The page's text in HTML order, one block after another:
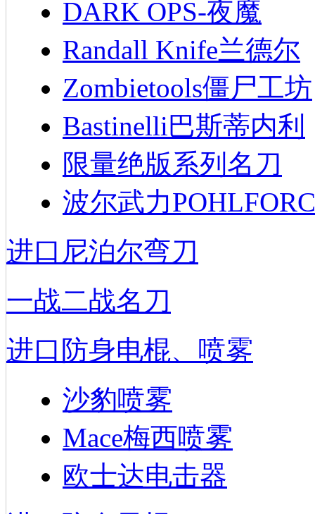
DARK OPS-夜魔
Randall Knife兰德尔
Zombietools僵尸工坊
Bastinelli巴斯蒂内利
限量绝版系列名刀
波尔武力
进口尼泊尔弯刀
一战二战名刀
进口防身电棍、喷雾
沙豹喷雾
Mace梅西喷雾
欧士达电击器